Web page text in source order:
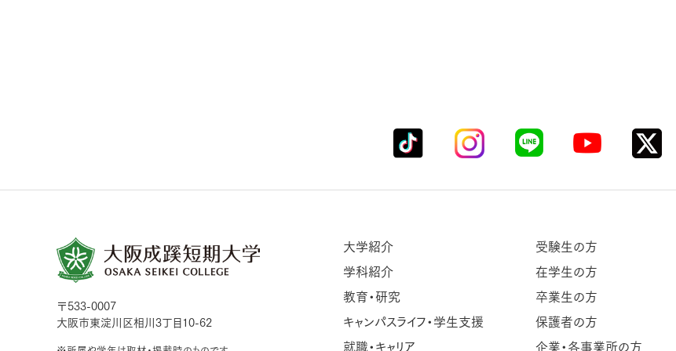
〒533-0007
大阪市東淀川区相川3丁目10-62
大学紹介
学科紹介
教育・研究
キャンパスライフ・学生支援
就職・キャリア
受験生の方
在学生の方
卒業生の方
保護者の方
企業・各事業所の方